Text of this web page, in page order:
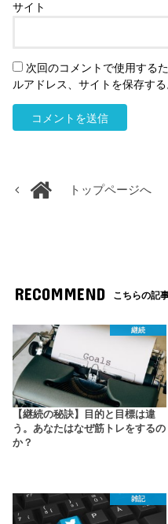
サイト
次回のコメントで使用する
ルアドレス、サイトを保存する
トップページへ
RECOMMEND こちらの記
継続
【継続の秘訣】目的と目標は違
う。あなたはなぜ筋トレをするの
か？
雑記